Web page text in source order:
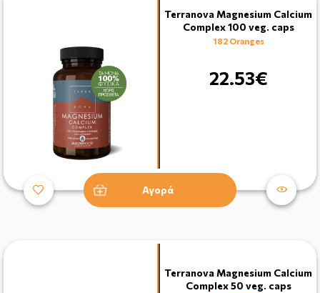
Terranova Magnesium Calcium
Complex 100 veg. caps
182 Oranges
22.53€
Αγορά
Terranova Magnesium Calcium
Complex 50 veg. caps